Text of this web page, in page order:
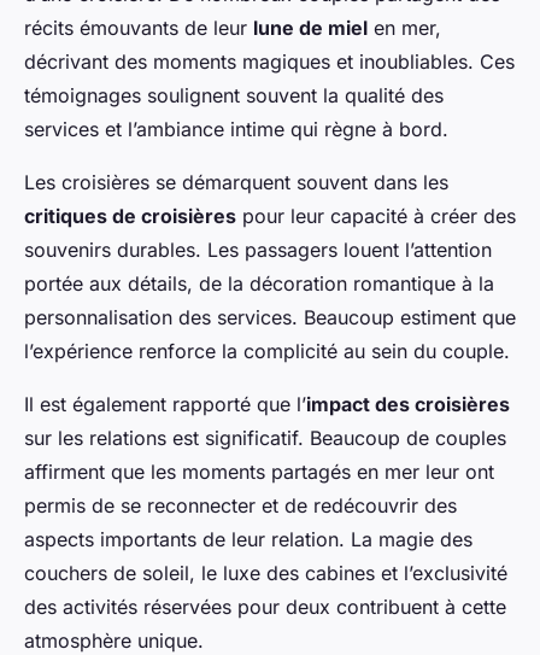
récits émouvants de leur lune de miel en mer,
décrivant des moments magiques et inoubliables. Ces
témoignages soulignent souvent la qualité des
services et l’ambiance intime qui règne à bord.
Les croisières se démarquent souvent dans les
critiques de croisières pour leur capacité à créer des
souvenirs durables. Les passagers louent l’attention
portée aux détails, de la décoration romantique à la
personnalisation des services. Beaucoup estiment que
l’expérience renforce la complicité au sein du couple.
Il est également rapporté que l’impact des croisières
sur les relations est significatif. Beaucoup de couples
affirment que les moments partagés en mer leur ont
permis de se reconnecter et de redécouvrir des
aspects importants de leur relation. La magie des
couchers de soleil, le luxe des cabines et l’exclusivité
des activités réservées pour deux contribuent à cette
atmosphère unique.